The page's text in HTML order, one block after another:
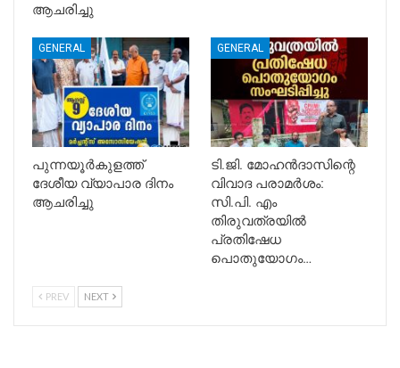
ആചരിച്ചു
GENERAL
പുന്നയൂർകുളത്ത്
ദേശീയ വ്യാപാര ദിനം
ആചരിച്ചു
GENERAL
ടി.ജി. മോഹൻദാസിന്റെ
വിവാദ പരാമർശം:
സി.പി. എം
തിരുവത്രയിൽ
പ്രതിഷേധ
പൊതുയോഗം…
PREV NEXT